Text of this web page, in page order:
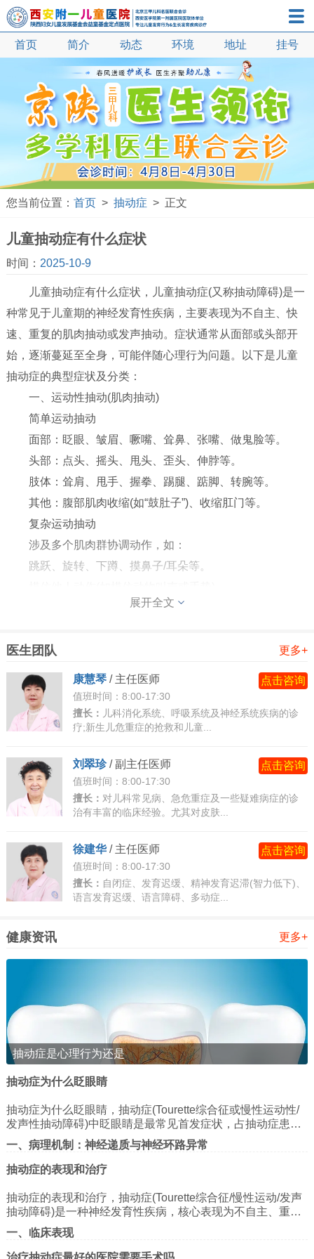
抽动症
多动症
自闭症
语言发育迟缓
遗尿症
小儿口吃
鞘膜积液
小儿包皮
首页 简介 动态 环境 地址 挂号
您当前位置： 首页> 抽动症 > 正文
儿童抽动症有什么症状
时间： 2025-10-9
儿童抽动症有什么症状，儿童抽动症(又称抽动障碍)是一
种常见于儿童期的神经发育性疾病，主要表现为不自主、快
速、重复的肌肉抽动或发声抽动。症状通常从面部或头部开
始，逐渐蔓延至全身，可能伴随心理行为问题。以下是儿童
抽动症的典型症状及分类：
一、运动性抽动(肌肉抽动)
简单运动抽动
面部：眨眼、皱眉、噘嘴、耸鼻、张嘴、做鬼脸等。
头部：点头、摇头、甩头、歪头、伸脖等。
肢体：耸肩、甩手、握拳、踢腿、踮脚、转腕等。
其他：腹部肌肉收缩(如“鼓肚子”)、收缩肛门等。
复杂运动抽动
涉及多个肌肉群协调动作，如：
跳跃、旋转、下蹲、摸鼻子/耳朵等。
强迫性触摸或拍打物体(如反复拍门、敲桌子)。
简单发声抽动
清嗓子、咳嗽、吸鼻、哼鸣、尖叫、动物叫声(如“汪
汪”“喵喵”)等。
短暂发出无意义的声音(如“嗯”“啊”)。
复杂发声抽动
重复语言或短语(如重复广告词、脏话，称为“秽语症”)。
模仿他人说话(如重复他人最后几个字)。
强迫性说出特定词汇(如数字、字母)。
三、伴随症状与共病
注意力缺陷多动障碍(ADHD)
约半数抽动症患儿合并ADHD，表现为注意力不集中、
多动、冲动行为。
强迫行为(OCD)
染、对称)。
产生自卑感。
入睡困难、夜醒、梦魇，或因肌肉抽动影响睡眠质量。
症状可能时轻时重，紧张、疲劳、兴奋时加重，放松或
慢性病程
症状可能持续数月至数年，部分患儿青春期后自然缓
解，但约半数会延续至成年。
症状转移
展开全文
医生团队 更多+
康慧琴/ 主任医师
值班时间：8:00-17:30
擅长： 儿科消化系统、呼吸系统及神经系统疾病的诊
疗;新生儿危重症的抢救和儿童...
点击咨询
刘翠珍/副主任医师
值班时间：8:00-17:30
擅长： 对儿科常见病、急危重症及一些疑难病症的诊
治有丰富的临床经验。尤其对皮肤...
点击咨询
徐建华/ 主任医师
值班时间：8:00-17:30
擅长： 自闭症、发育迟缓、精神发育迟滞(智力低下)、
语言发育迟缓、语言障碍、多动症...
点击咨询
健康资讯 更多+
抽动症是心理行为还是
抽动症为什么眨眼睛
抽动症为什么眨眼睛，抽动症(Tourette综合征或慢性运动性/
发声性抽动障碍)中眨眼睛是最常见首发症状，占抽动症患儿
的70%以上，其机制涉及神经递质失衡、神经环路异常及心
理社会因素共同作用。以下从病理机制、临床特征及治疗策
略三方面展开分析：
一、病理机制：神经递质与神经环路异常
多巴胺-谷氨酸失衡假说
经节(纹状体、苍白球、丘脑底核)与大脑皮层、小脑之间的神
经环路。多巴胺能神经元过度活跃或D2受体超敏，导致运动
皮层抑制性输出减少，引发不自主眨眼。
度激活可增强突触传递效率，导致眨眼动作的重复性和刻板
性。
抽动症的表现和治疗
抽动症的表现和治疗，抽动症(Tourette综合征/慢性运动/发声
抽动障碍)是一种神经发育性疾病，核心表现为不自主、重
复、刻板的运动或发声抽动。以下从症状特征、鉴别诊断、
治疗路径三方面进行系统解析：
一、临床表现
1. 抽动类型与分级